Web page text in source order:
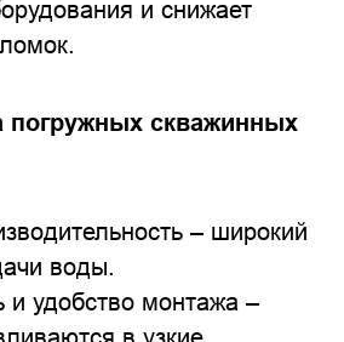
и снижает
погружных скважинных
– широкий
воды.
и удобство монтажа –